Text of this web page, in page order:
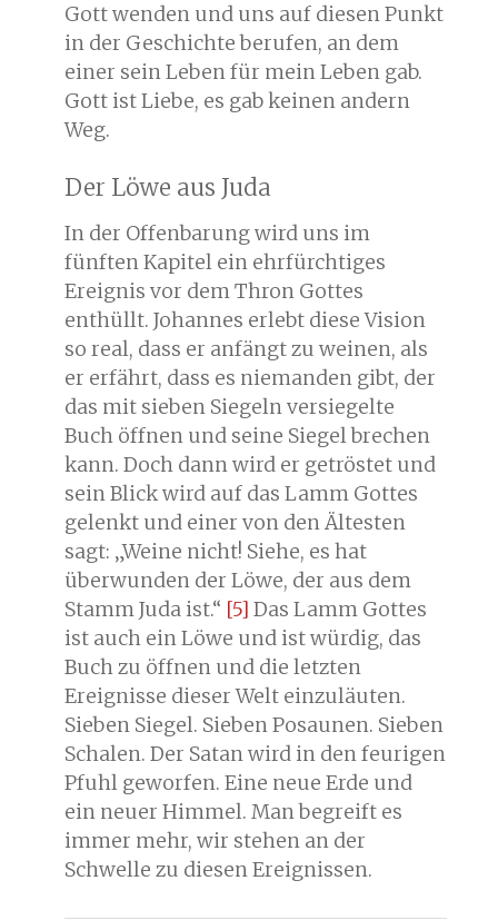
Gott wenden und uns auf diesen Punkt
in der Geschichte berufen, an dem
einer sein Leben für mein Leben gab.
Gott ist Liebe, es gab keinen andern
Weg.
Der Löwe aus Juda
In der Offenbarung wird uns im
fünften Kapitel ein ehrfürchtiges
Ereignis vor dem Thron Gottes
enthüllt. Johannes erlebt diese Vision
so real, dass er anfängt zu weinen, als
er erfährt, dass es niemanden gibt, der
das mit sieben Siegeln versiegelte
Buch öffnen und seine Siegel brechen
kann. Doch dann wird er getröstet und
sein Blick wird auf das Lamm Gottes
gelenkt und einer von den Ältesten
sagt: „Weine nicht! Siehe, es hat
überwunden der Löwe, der aus dem
Stamm Juda ist.“ [5] Das Lamm Gottes
ist auch ein Löwe und ist würdig, das
Buch zu öffnen und die letzten
Ereignisse dieser Welt einzuläuten.
Sieben Siegel. Sieben Posaunen. Sieben
Schalen. Der Satan wird in den feurigen
Pfuhl geworfen. Eine neue Erde und
ein neuer Himmel. Man begreift es
immer mehr, wir stehen an der
Schwelle zu diesen Ereignissen.